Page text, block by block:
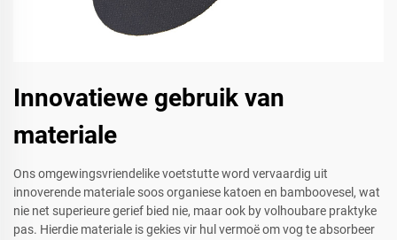
Innovatiewe gebruik van
materiale
Ons omgewingsvriendelike voetstutte word vervaardig uit
innoverende materiale soos organiese katoen en bamboovesel, wat
nie net superieure gerief bied nie, maar ook by volhoubare praktyke
pas. Hierdie materiale is gekies vir hul vermoë om vog te absorbeer